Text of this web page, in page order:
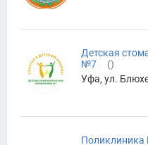
Детская
№7
()
Уфа, ул.
Поликлиника